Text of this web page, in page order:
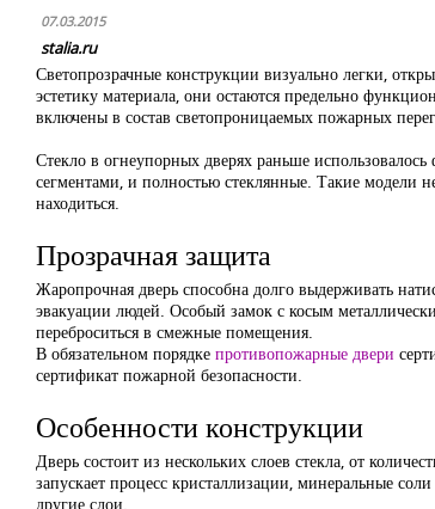
07.03.2015
stalia.ru
Светопрозрачные конструкции визуально легки,
эстетику материала, они остаются предельно
включены в состав светопроницаемых пожарных
Стекло в огнеупорных дверях раньше
сегментами, и полностью стеклянные. Такие модели
находиться.
Прозрачная защита
Жаропрочная дверь способна долго выдерживать
эвакуации людей. Особый замок с косым
переброситься в смежные помещения.
В обязательном порядке противопожарные двери
сертификат пожарной безопасности.
Особенности конструкции
Дверь состоит из нескольких слоев стекла, от
запускает процесс кристаллизации, минеральные
другие слои.